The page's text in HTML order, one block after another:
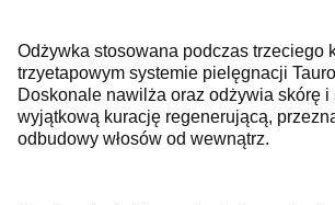
Odżywka stosowana podczas trzeciego
trzyetapowym systemie pielęgnacji
Doskonale nawilża oraz odżywia skórę
wyjątkową kurację regenerującą,
odbudowy włosów od wewnątrz.